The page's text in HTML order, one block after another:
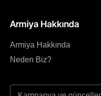
Armiya Hakkında
Armiya Hakkında
Neden Biz?